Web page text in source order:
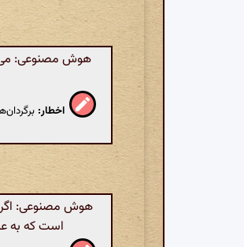
هوش مصنوعی:
اخطار:
هوش مصنوعی: اگر
است که به